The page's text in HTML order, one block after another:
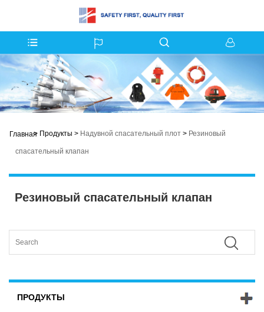
Главная
> Продукты > Надувной спасательный плот > Резиновый
спасательный клапан
Резиновый спасательный клапан
ПРОДУКТЫ